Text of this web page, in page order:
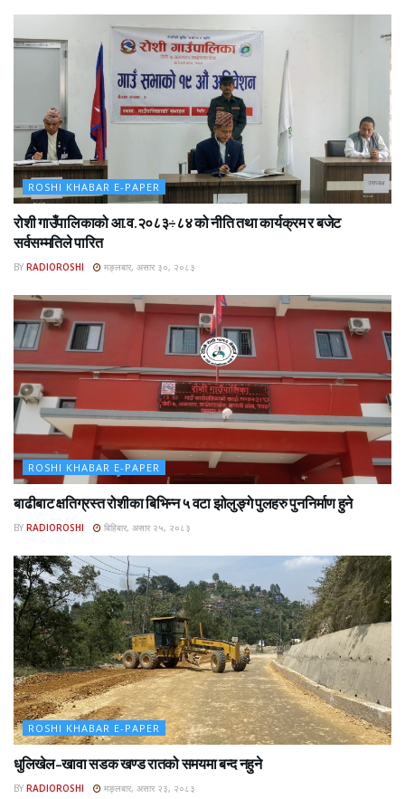
ROSHI KHABAR E-PAPER
रोशी गाउँपालिकाको आ.व.२०८३÷८४ को नीति तथा कार्यक्रम र बजेट
सर्वसम्मतिले पारित
BY RADIOROSHI मङ्लबार, असार ३०, २०८३
ROSHI KHABAR E-PAPER
बाढीबाट क्षतिग्रस्त रोशीका बिभिन्न ५ वटा झोलुङ्गे पुलहरु पुननिर्माण हुने
BY RADIOROSHI बिहिबार, असार २५, २०८३
ROSHI KHABAR E-PAPER
धुलिखेल–खावा सडक खण्ड रातको समयमा बन्द नहुने
BY RADIOROSHI मङ्लबार, असार २३, २०८३